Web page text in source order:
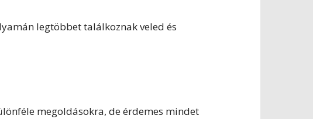
legtöbbet találkoznak veled és
megoldásokra, de érdemes mindet